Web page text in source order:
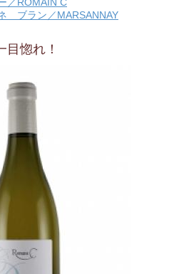
ブラン／MARSANNAY
目惚れ！